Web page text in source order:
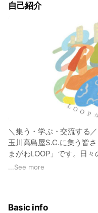
自己紹介
＼集う・学ぶ・交流する／
玉川高島屋S.C.に集う皆
まがわLOOP」です。日
社会へ視点を拡げて活動
...See more
Basic info